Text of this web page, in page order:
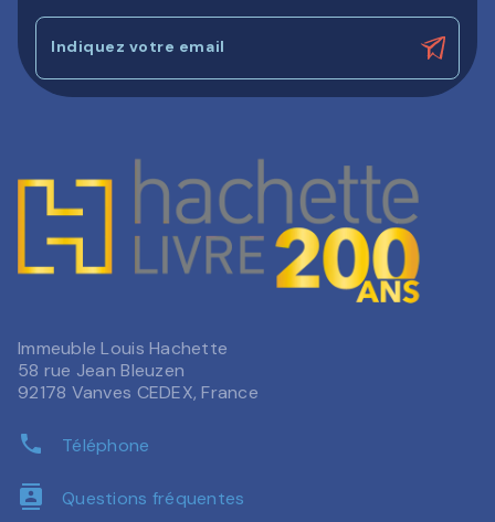
Indiquez votre email
Immeuble Louis Hachette
58 rue Jean Bleuzen
92178 Vanves CEDEX, France
phone Téléphone
contacts Questions fréquentes